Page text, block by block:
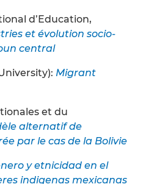
d’Education,
et évolution socio-
central
Migrant
et du
alternatif de
par le cas de la Bolivie
y etnicidad en el
indigenas mexicanas